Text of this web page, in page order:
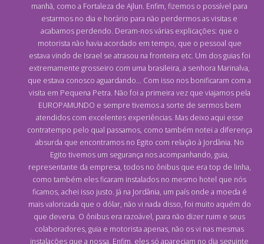
manhã, como a Fortaleza de Ajlun. Enfim, fizemos o possível para
estarmos no dia e horário para não perdermos as visitas e
acabamos perdendo. Deram-nos várias explicações: que o
motorista não havia acordado em tempo, que o pessoal que
estava vindo de Israel se atrasou na fronteira etc. Um dos guias foi
extremamente grosseiro com uma brasileira, a senhora Marinalva,
que estava conosco aguardando... Com isso nos bonificaram com a
visita em Pequena Petra. Não foi a primeira vez que viajamos pela
EUROPAMUNDO e sempre tivemos a sorte de sermos bem
atendidos com excelentes experiências. Mas deixo aqui esse
contratempo pelo qual passamos, como também notei a diferença
absurda que encontramos no Egito com relação à Jordânia. No
Egito tivemos um segurança nos acompanhando, guia,
representante da empresa, todos no ônibus que era top de linha,
como também eles ficaram instalados no mesmo hotel que nós
ficamos, achei isso justo. Já na Jordânia, um país onde a moeda é
mais valorizada que o dólar, não vi nada disso, foi muito aquém do
que deveria. O ônibus era razoável, para não dizer ruim e seus
colaboradores, guia e motorista apenas, não os vi nas mesmas
instalações que a nossa. Enfim, eles só apareciam no dia seguinte